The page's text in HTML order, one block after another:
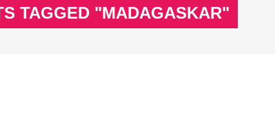
TAGGED "MADAGASKAR"